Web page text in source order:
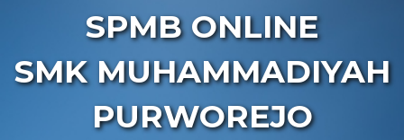
SPMB ONLINE
SMK MUHAMMADIYAH
PURWOREJO